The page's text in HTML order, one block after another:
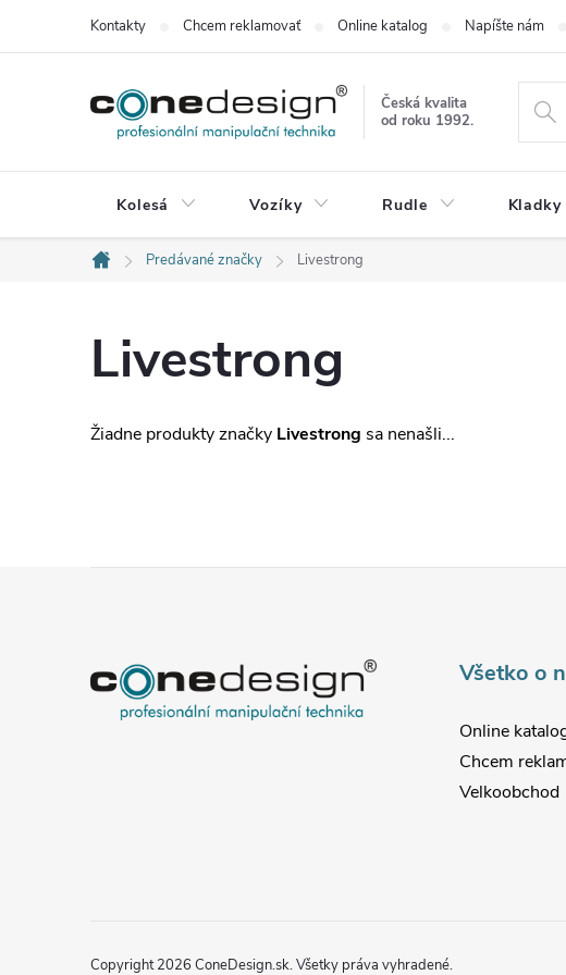
Kontakty Chcem reklamovať Online katalog Napíšte nám
Česká kvalita
od roku 1992.
Kolesá Vozíky Rudle Kladky
Domov
Predávané značky Livestrong
Livestrong
Žiadne produkty značky Livestrong sa nenašli...
Všetko o
Online
Chcem
Velkoobchod
Copyright 2026 ConeDesign.sk. Všetky práva vyhradené.